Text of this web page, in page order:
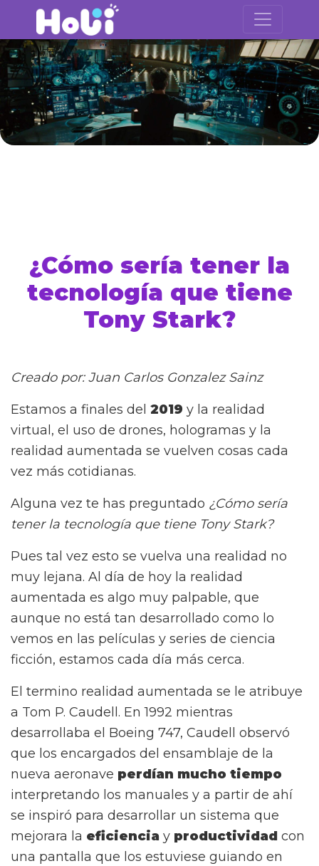
¿Cómo sería tener la
tecnología que tiene
Tony Stark?
Creado por: Juan Carlos Gonzalez Sainz
Estamos a finales del 2019 y la realidad
virtual, el uso de drones, hologramas y la
realidad aumentada se vuelven cosas cada
vez más cotidianas.
Alguna vez te has preguntado ¿Cómo sería
tener la tecnología que tiene Tony Stark?
Pues tal vez esto se vuelva una realidad no
muy lejana. Al día de hoy la realidad
aumentada es algo muy palpable, que
aunque no está tan desarrollado como lo
vemos en las películas y series de ciencia
ficción, estamos cada día más cerca.
El termino realidad aumentada se le atribuye
a Tom P. Caudell. En 1992 mientras
desarrollaba el Boeing 747, Caudell observó
que los encargados del ensamblaje de la
nueva aeronave perdían mucho tiempo
interpretando los manuales y a partir de ahí
se inspiró para desarrollar un sistema que
mejorara la eficiencia y productividad con
una pantalla que los estuviese guiando en